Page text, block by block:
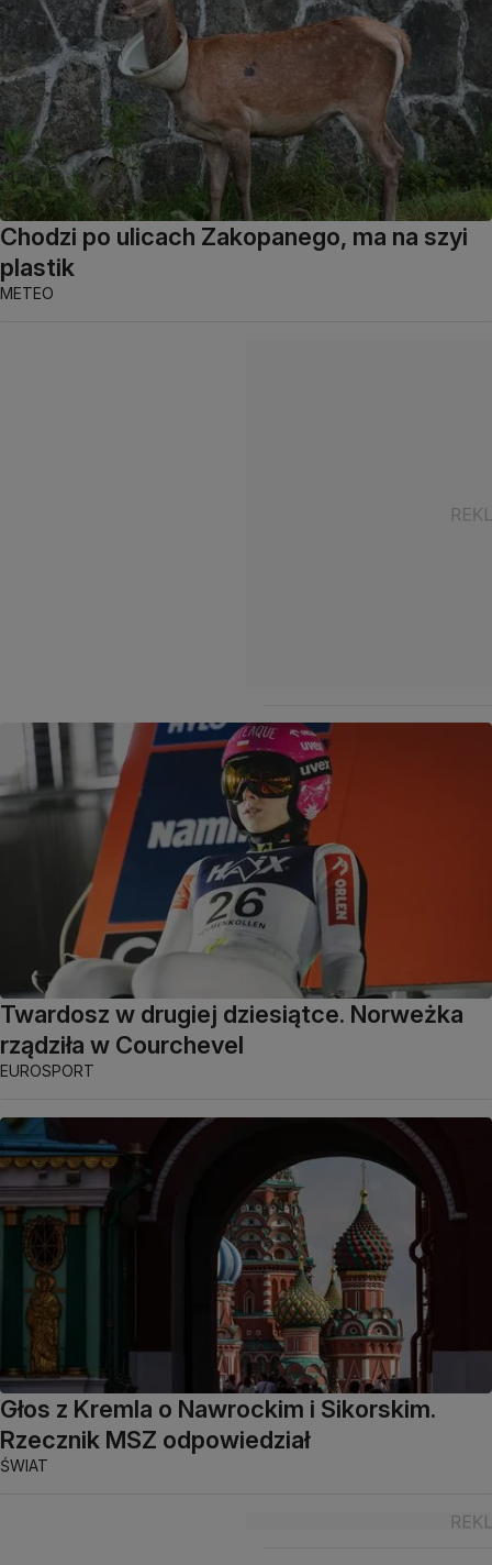
Chodzi po ulicach Zakopanego, ma na szyi
plastik
METEO
Twardosz w drugiej dziesiątce. Norweżka
rządziła w Courchevel
EUROSPORT
Głos z Kremla o Nawrockim i Sikorskim.
Rzecznik MSZ odpowiedział
ŚWIAT